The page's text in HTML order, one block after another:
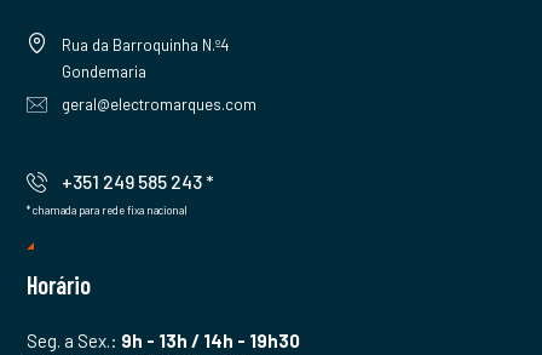
Rua da Barroquinha N.º4
Gondemaria
geral@electromarques.com
+351 249 585 243 *
* chamada para rede fixa nacional
Horário
Seg. a Sex.: 9h - 13h / 14h - 19h30